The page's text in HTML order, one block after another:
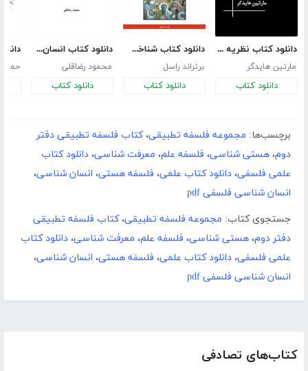
کتاب‌های تصادفی
دانلود کتاب نظریه حقیقت افلاطون
مارتین هایدگر
دانلود کتاب
دانلود کتاب شناخت ما از جهان بیرونی
برتراند راسل
دانلود کتاب
دانلود کتاب انسان‌شناسی و فلسفه اخلاق (گذشته و آینده انسان)
محمود رضاقلی
دانلود کتاب
برچسب‌ها: مجموعه فلسفه تطبیقی،کتاب فلسفه تطبیقی دفتر
دوم، هستی شناسی، فلسفه علم، معرفت شناسی، دانلود کتاب
علمی فلسفی، دانلود کتاب علمی، فلسفه هستی، انسان شناسی،
انسان شناسی فلسفی pdf
جستجوی کتاب: مجموعه فلسفه تطبیقی،کتاب فلسفه تطبیقی
دفتر دوم، هستی شناسی، فلسفه علم، معرفت شناسی، دانلود کتاب
علمی فلسفی، دانلود کتاب علمی، فلسفه هستی، انسان شناسی،
انسان شناسی فلسفی pdf